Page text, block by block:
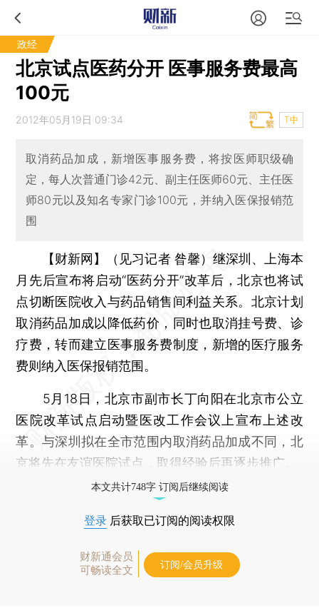
政经
北京试点医药分开 医事服务费最高
100元
2012年05月19日 09:34 T中
取消药品加成，新增医事服务费，将按医师职级确
定，每人次普通门诊42元、副主任医师60元、主任医
师80元以及知名专家门诊100元，并纳入医保报销范
围
【财新网】（见习记者 昝馨）继深圳、上海本
月先后宣布将启动“医药分开”改革后，北京也将试
点切断医院收入与药品销售间利益关系。北京计划
取消药品加成以降低药价，同时也取消挂号费、诊
疗费，转而建立医事服务费制度，新增的医疗服务
费则纳入医保报销范围。
5月18日，北京市副市长丁向阳在北京市公立
医院改革试点启动暨医改工作会议上宣布上述改
革。与深圳拟在全市范围内取消药品加成不同，北
京将先在友谊医院试点，取得经验后再逐步推广。
本文共计748字 订阅后继续阅读
登录 后获取已订阅的阅读权限
财新通会员
可畅读全文
订阅/会员升级